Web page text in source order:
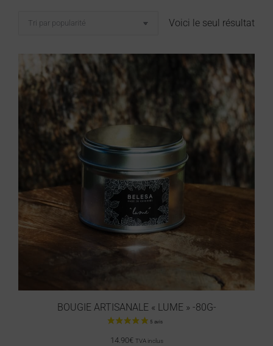
Voici le seul résultat
BOUGIE ARTISANALE « LUME » -80G-
14.90€ TVA inclus